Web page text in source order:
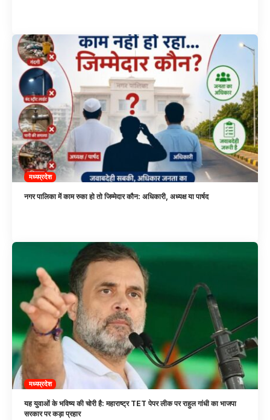
मध्यप्रदेश
नगर पालिका में काम रुका हो तो जिम्मेदार कौन: अधिकारी, अध्यक्ष या पार्षद
मध्यप्रदेश
यह युवाओं के भविष्य की चोरी है: महाराष्ट्र TET पेपर लीक पर राहुल गांधी का भाजपा
सरकार पर कड़ा प्रहार